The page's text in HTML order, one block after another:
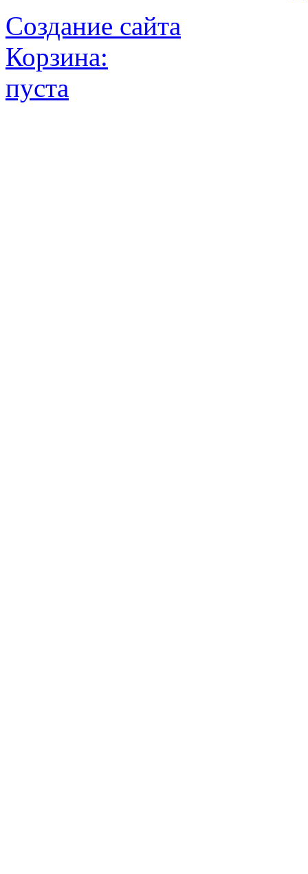
Создание сайта
Корзина:
пуста